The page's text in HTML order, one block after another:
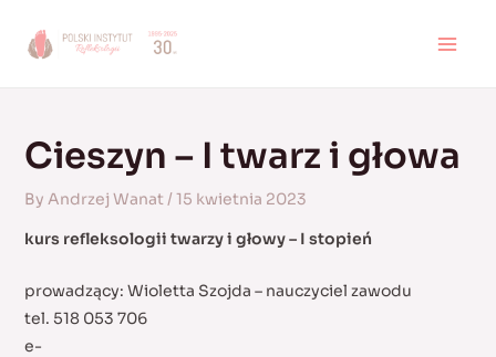
Cieszyn – I twarz i głowa
By Andrzej Wanat/15 kwietnia 2023
kurs refleksologii twarzy i głowy – I stopień
prowadzący: Wioletta Szojda – nauczyciel zawodu
tel. 518 053 706
e-